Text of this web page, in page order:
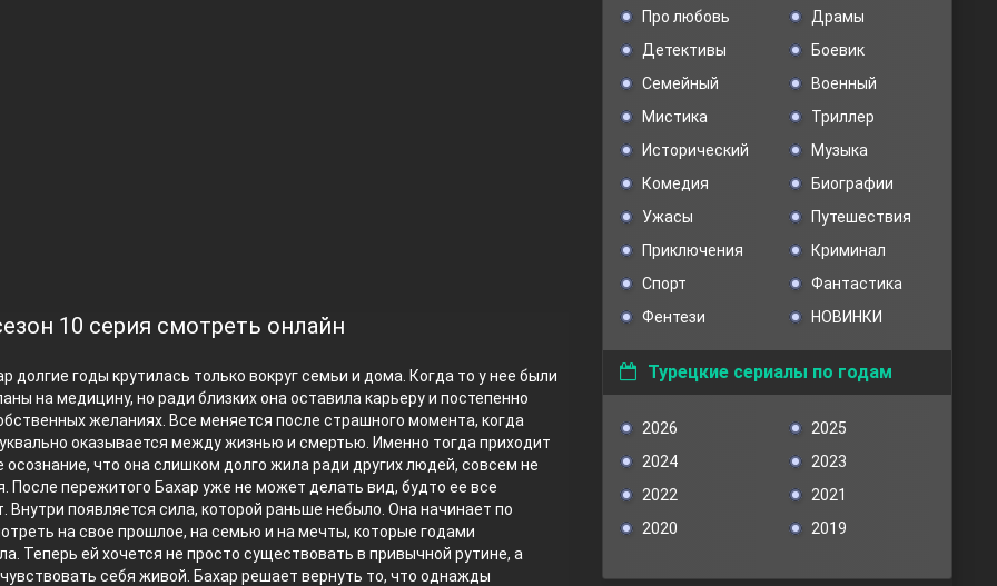
10 серия смотреть онлайн
долгие годы крутилась только вокруг семьи и дома. Когда то у нее были
на медицину, но ради близких она оставила карьеру и постепенно
желаниях. Все меняется после страшного момента, когда
оказывается между жизнью и смертью. Именно тогда приходит
осознание, что она слишком долго жила ради других людей, совсем не
После пережитого Бахар уже не может делать вид, будто ее все
Внутри появляется сила, которой раньше небыло. Она начинает по
на свое прошлое, на семью и на мечты, которые годами
Теперь ей хочется не просто существовать в привычной рутине, а
себя живой. Бахар решает вернуть то, что однажды
Про любовь
Драмы
Детективы
Боевик
Семейный
Военный
Мистика
Триллер
Исторический
Музыка
Комедия
Биографии
Ужасы
Путешествия
Приключения
Криминал
Спорт
Фантастика
Фентези
НОВИНКИ
Турецкие сериалы по годам
2026
2025
2024
2023
2022
2021
2020
2019